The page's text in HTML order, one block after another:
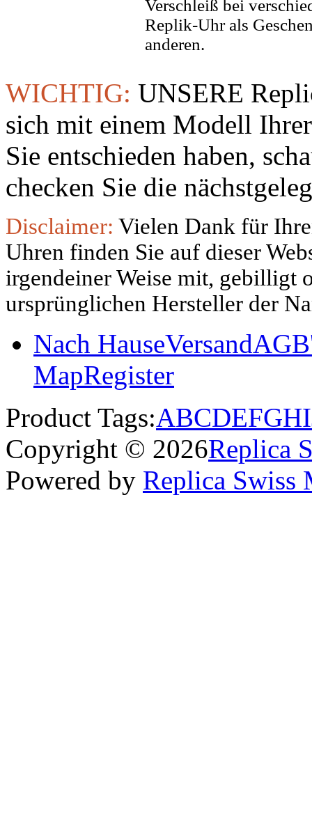
Verschleiß bei
Replik-Uhr als
anderen.
WICHTIG: UNSERE
sich mit einem Modell
Sie entschieden haben,
checken Sie die
Disclaimer: Vielen Dank für
Uhren finden Sie auf dieser
irgendeiner Weise mit, gebilligt
ursprünglichen Hersteller der
Nach HauseVersand
MapRegister
Product Tags:ABCDEFGHI
Copyright © 2026Replica
Powered by Replica Swiss